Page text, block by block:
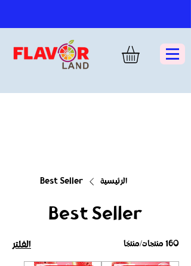
الرئيسية Best Seller
Best Seller
160 منتجات/منتجًا الفلتر